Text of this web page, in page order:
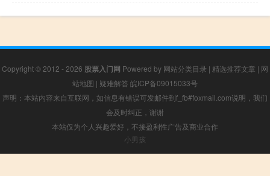
Copyright © 2012 - 2026 股票入门网 Powered by 网站分类目录 | 精选推荐文章 | 网
站地图 | 疑难解答 皖ICP备09015033号
声明：本站内容来自互联网，如信息有错误可发邮件到f_fb#foxmail.com说明，我们
会及时纠正，谢谢
本站仅为个人兴趣爱好，不接盈利性广告及商业合作
小男孩